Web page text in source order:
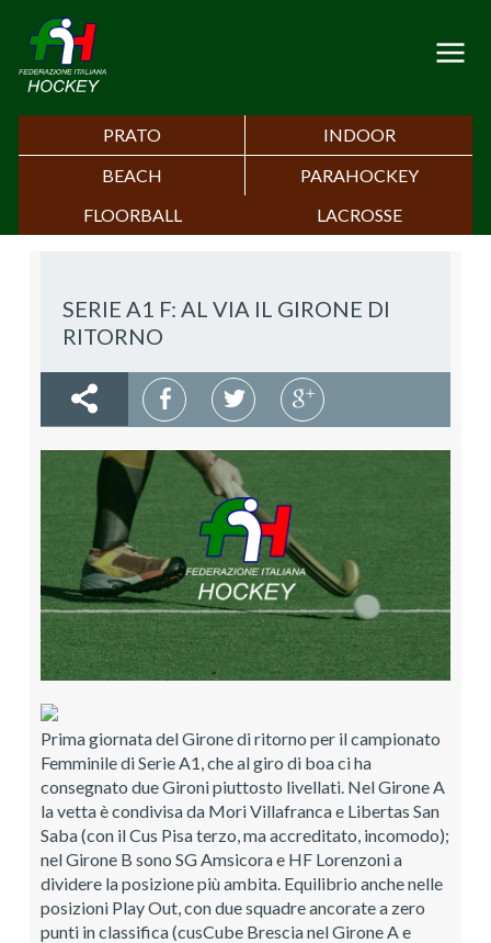
PRATO
INDOOR
BEACH
PARAHOCKEY
FLOORBALL
LACROSSE
SERIE A1 F: AL VIA IL GIRONE DI
RITORNO
Prima giornata del Girone di ritorno per il campionato
Femminile di Serie A1, che al giro di boa ci ha
consegnato due Gironi piuttosto livellati. Nel Girone A
la vetta è condivisa da Mori Villafranca e Libertas San
Saba (con il Cus Pisa terzo, ma accreditato, incomodo);
nel Girone B sono SG Amsicora e HF Lorenzoni a
dividere la posizione più ambita. Equilibrio anche nelle
posizioni Play Out, con due squadre ancorate a zero
punti in classifica (cusCube Brescia nel Girone A e